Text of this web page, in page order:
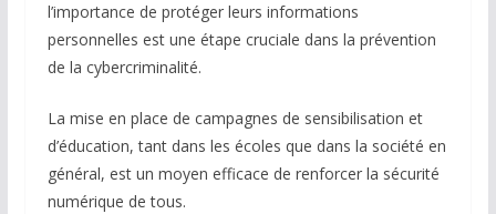
l’importance de protéger leurs informations
personnelles est une étape cruciale dans la prévention
de la cybercriminalité.
La mise en place de campagnes de sensibilisation et
d’éducation, tant dans les écoles que dans la société en
général, est un moyen efficace de renforcer la sécurité
numérique de tous.